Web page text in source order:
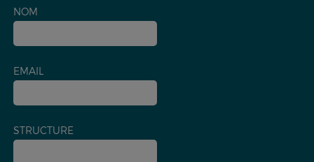
NOM
EMAIL
STRUCTURE